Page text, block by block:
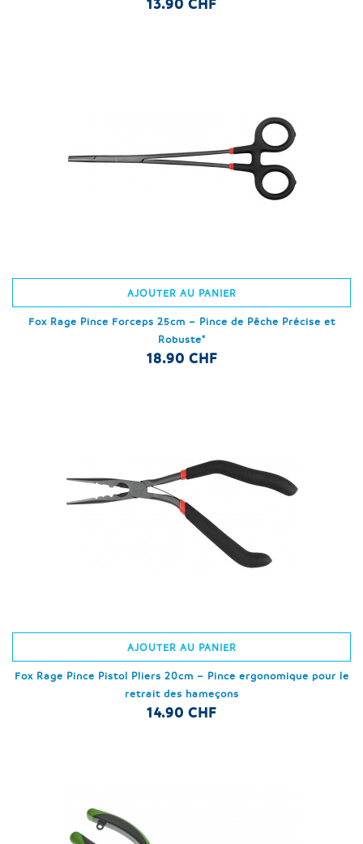
13.90 CHF
AJOUTER AU PANIER
Fox Rage Pince Forceps 25cm – Pince de Pêche Précise et
Robuste"
18.90 CHF
AJOUTER AU PANIER
Fox Rage Pince Pistol Pliers 20cm – Pince ergonomique pour le
retrait des hameçons
14.90 CHF